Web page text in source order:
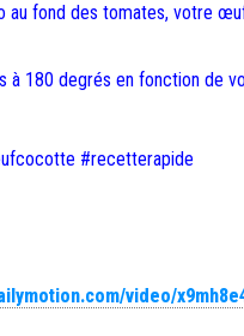
au fond des tomates, votre
à 180 degrés en fonction de
#recetterapide
video/